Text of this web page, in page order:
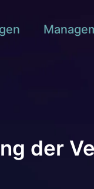
der